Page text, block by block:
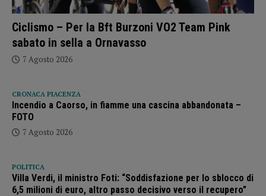
Ciclismo – Per la Bft Burzoni VO2 Team Pink
sabato in sella a Ornavasso
7 Agosto 2026
CRONACA PIACENZA
Incendio a Caorso, in fiamme una cascina abbandonata –
FOTO
7 Agosto 2026
POLITICA
Villa Verdi, il ministro Foti: “Soddisfazione per lo sblocco di
6,5 milioni di euro, altro passo decisivo verso il recupero”